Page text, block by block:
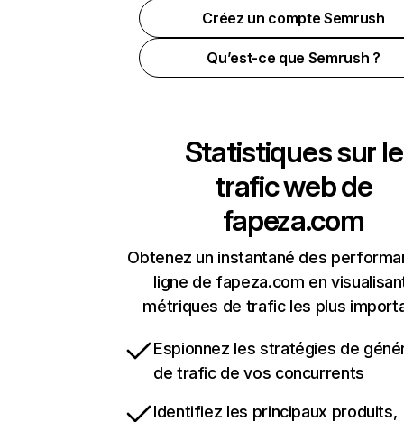
Créez un compte Semrush
Qu’est-ce que Semrush ?
Statistiques sur le
trafic web de
fapeza.com
Obtenez un instantané des
ligne de fapeza.com en
métriques de trafic les plus
Espionnez les stratégies de
de trafic de vos concurrents
Identifiez les principaux produits,